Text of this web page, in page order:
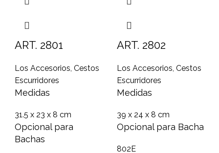
ART. 2801
Los Accesorios, Cestos
Escurridores
Medidas
31.5 x 23 x 8 cm
Opcional para
Bachas
ART. 2802
Los Accesorios, Cestos
Escurridores
Medidas
39 x 24 x 8 cm
Opcional para Bacha
802E